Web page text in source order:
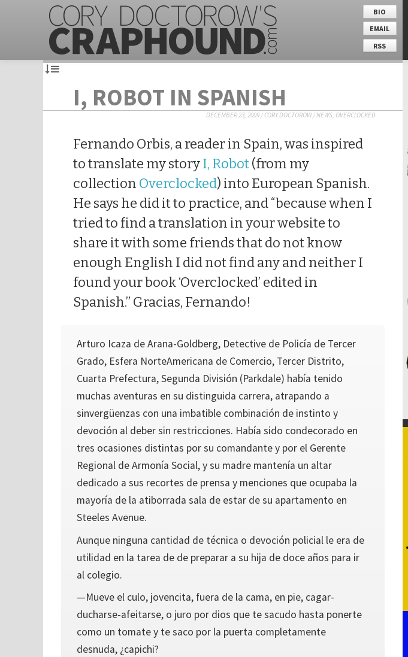
BIO
EMAIL
RSS
I, ROBOT IN SPANISH
DECEMBER 23, 2009/CORY DOCTOROW/NEWS, OVERCLOCKED
Fernando Orbis, a reader in Spain, was inspired
to translate my storyI, Robot(from my
collection Overclocked) into European Spanish.
He says he did it to practice, and “because when I
tried to find a translation in your website to
share it with some friends that do not know
enough English I did not find any and neither I
found your book ‘Overclocked’ edited in
Spanish.” Gracias, Fernando!
Arturo Icaza de Arana-Goldberg, Detective de Policía de Tercer
Grado, Esfera NorteAmericana de Comercio, Tercer Distrito,
Cuarta Prefectura, Segunda División (Parkdale) había tenido
muchas aventuras en su distinguida carrera, atrapando a
sinvergüenzas con una imbatible combinación de instinto y
devoción al deber sin restricciones. Había sido condecorado en
tres ocasiones distintas por su comandante y por el Gerente
Regional de Armonía Social, y su madre mantenía un altar
dedicado a sus recortes de prensa y menciones que ocupaba la
mayoría de la atiborrada sala de estar de su apartamento en
Steeles Avenue.
Aunque ninguna cantidad de técnica o devoción policial le era de
utilidad en la tarea de de preparar a su hija de doce años para ir
al colegio.
—Mueve el culo, jovencita, fuera de la cama, en pie, cagar-
ducharse-afeitarse, o juro por dios que te sacudo hasta ponerte
como un tomate y te saco por la puerta completamente
desnuda, ¿capichi?